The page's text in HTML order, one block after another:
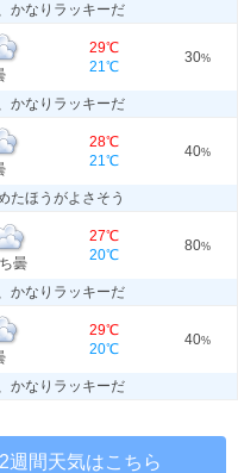
かなりラッキーだ
29℃
21℃
30%
かなりラッキーだ
28℃
21℃
40%
たほうがよさそう
曇
27℃
20℃
80%
かなりラッキーだ
29℃
20℃
40%
かなりラッキーだ
週間天気はこちら